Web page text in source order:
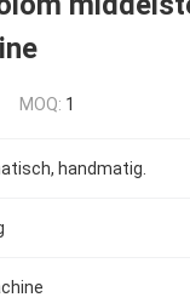
MOQ: 1
handmatig.